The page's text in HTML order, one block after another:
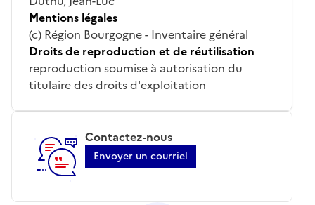
Mentions légales
(c) Région Bourgogne - Inventaire général
Droits de reproduction et de réutilisation
reproduction soumise à autorisation du
titulaire des droits d'exploitation
Contactez-nous
Envoyer un courriel